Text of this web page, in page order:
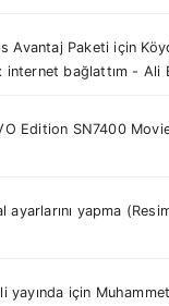
Avantaj Paketi için
internet bağlattım - Ali
Edition SN7400
ayarlarını yapma
yayında için